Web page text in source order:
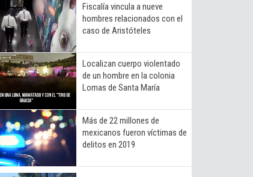
Fiscalía vincula a nueve
hombres relacionados con el
caso de Aristóteles
Localizan cuerpo violentado
de un hombre en la colonia
Lomas de Santa María
Más de 22 millones de
mexicanos fueron víctimas de
delitos en 2019